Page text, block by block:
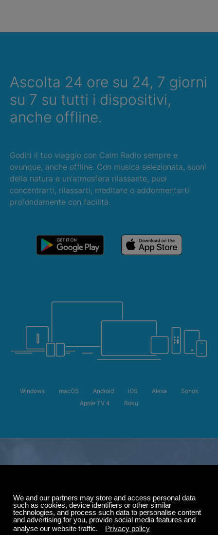
Saldi estivi
50%
sul tuo abbonamento.
Ascolta 24 ore su 24, 7 giorni
su 7 su tutti i dispositivi,
anche offline.
Goditi il tuo viaggio con Calm Radio sempre e
ovunque, anche offline. Con musica selezionata, suoni
della natura e un'atmosfera rilassante, puoi
concentrarti, rilassarti, meditare o addormentarti
profondamente con facilità.
Windows macOS Android iOS Alexa
Sonos
Apple TV 4
Roku